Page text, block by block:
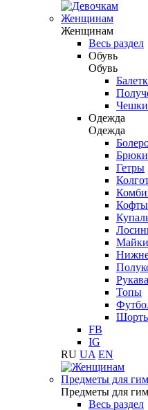
Женщинам
Женщинам
Весь раздел
Обувь
Обувь
Чешки
Одежда
Одежда
Брюки
Гетры
Кофты
Майки
Рукава
Топы
FB
IG
RU UA EN
Предметы для
Предметы для
Весь раздел